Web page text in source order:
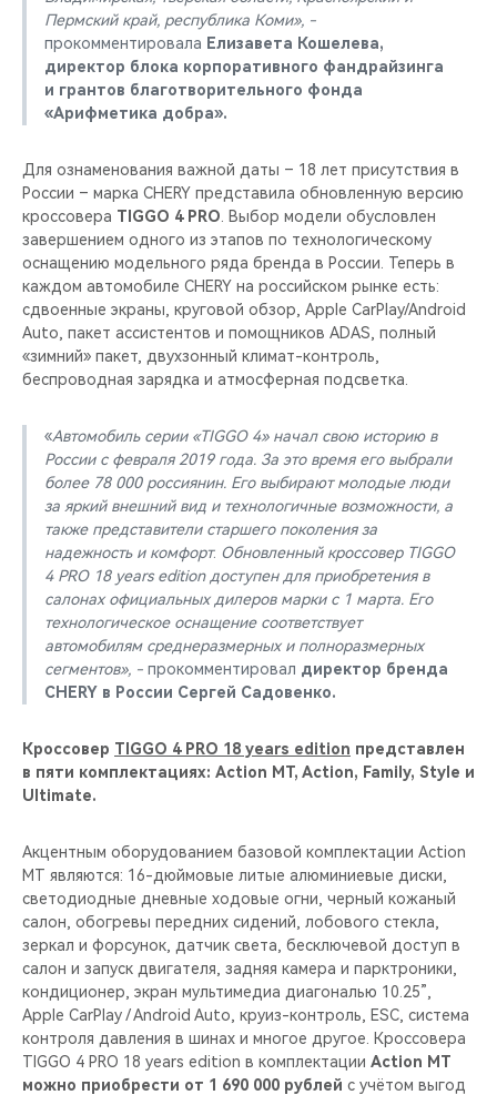
Пермский край, республика Коми», -
прокомментировала Елизавета Кошелева,
директор блока корпоративного фандрайзинга
и грантов благотворительного фонда
«Арифметика добра».
Для ознаменования важной даты – 18 лет присутствия в
России – марка CHERY представила обновленную версию
кроссовера TIGGO 4 PRO . Выбор модели обусловлен
завершением одного из этапов по технологическому
оснащению модельного ряда бренда в России. Теперь в
каждом автомобиле CHERY на российском рынке есть:
сдвоенные экраны, круговой обзор, Apple CarPlay/Android
Auto, пакет ассистентов и помощников ADAS, полный
«зимний» пакет, двухзонный климат-контроль,
беспроводная зарядка и атмосферная подсветка.
«Автомобиль серии «TIGGO 4» начал свою историю в
России с февраля 2019 года. За это время его выбрали
более 78 000 россиянин. Его выбирают молодые люди
за яркий внешний вид и технологичные возможности, а
также представители старшего поколения за
надежность и комфорт. Обновленный кроссовер TIGGO
4 PRO 18 years edition доступен для приобретения в
салонах официальных дилеров марки с 1 марта. Его
технологическое оснащение соответствует
автомобилям среднеразмерных и полноразмерных
сегментов», - прокомментировал директор бренда
CHERY в России Сергей Садовенко.
Кроссовер TIGGO 4 PRO 18 years edition представлен
в пяти комплектациях: Action MT, Action, Family, Style и
Ultimate.
Акцентным оборудованием базовой комплектации Action
MT являются: 16-дюймовые литые алюминиевые диски,
светодиодные дневные ходовые огни, черный кожаный
салон, обогревы передних сидений, лобового стекла,
зеркал и форсунок, датчик света, бесключевой доступ в
салон и запуск двигателя, задняя камера и парктроники,
кондиционер, экран мультимедиа диагональю 10.25”,
Apple CarPlay / Android Auto, круиз-контроль, ESС, система
контроля давления в шинах и многое другое. Кроссовера
TIGGO 4 PRO 18 years edition в комплектации Action MT
можно приобрести от 1 690 000 рублей с учётом выгод